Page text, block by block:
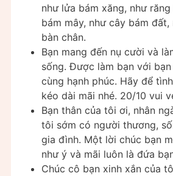
như lửa bám xăng, như
bám mây, như cây bám
bàn chân.
Bạn mang đến nụ cười và
sống. Được làm bạn với
cùng hạnh phúc. Hãy để
kéo dài mãi nhé. 20/10 vui
Bạn thân của tôi ơi, nhân
tôi sớm có người thương,
gia đình. Một lời chúc bạn
như ý và mãi luôn là đứa
Chúc cô bạn xinh xắn của